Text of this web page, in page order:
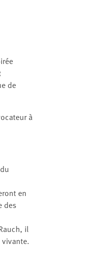
de
à
en
des
il